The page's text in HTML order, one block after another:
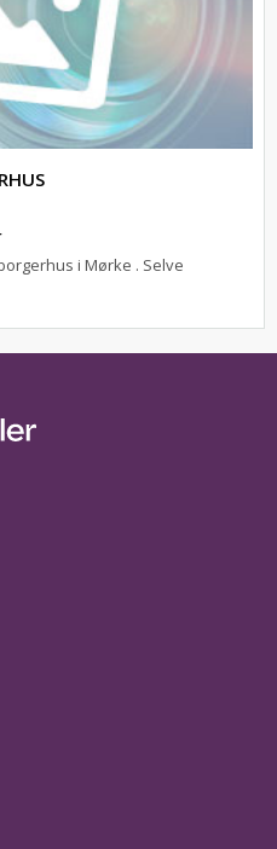
i Mørke . Selve